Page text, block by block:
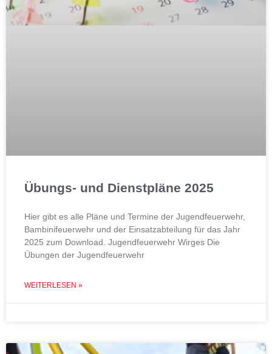
Übungs- und Dienstpläne 2025
Hier gibt es alle Pläne und Termine der Jugendfeuerwehr,
Bambinifeuerwehr und der Einsatzabteilung für das Jahr
2025 zum Download. Jugendfeuerwehr Wirges Die
Übungen der Jugendfeuerwehr
WEITERLESEN »